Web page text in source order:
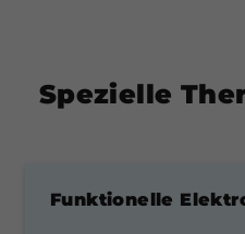
Spezielle
Funktionelle